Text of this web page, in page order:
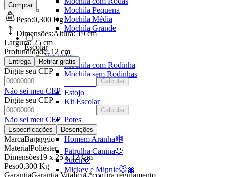
Mochila Pequena
Mochila Média
Mochila Grande
Escolar
Ver todos
Mochila com Rodinha
Mochila sem Rodinhas
Estojo
Kit Escolar
Potes
Ver Todos
Homem Aranha🕸️
Patrulha Canina🐶
Stitch💜
Mickey e Minnie🐭🎀
Comprar
Peso:0,300 Kg
Dimensões:Altura: 19 cm
Largura: 25 cm
Profundidade: 12 cm
Entrega Retirar grátis
Digite seu CEP
Calcular
Não sei meu CEP
Digite seu CEP
Calcular
Não sei meu CEP
Especificações Descrições
MarcaBagaggio
MaterialPoliéster
Dimensões19 x 25 x 12 Cm
Peso0,300 Kg
GarantiaGarantia Vitalícia *confira regulamento